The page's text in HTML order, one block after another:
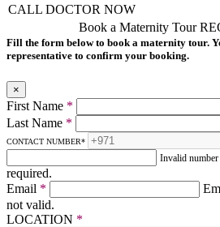
CALL DOCTOR NOW
Book a Maternity Tour
Fill the form below to book a maternity tour.
representative to confirm your booking.
×
First Name *
Last Name *
CONTACT NUMBER*
Invalid number
required.
Email *
not valid.
LOCATION *